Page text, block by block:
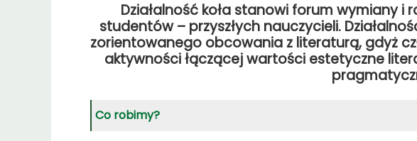
Działalność koła stanowi forum wymiany
studentów – przyszłych nauczycieli.
zorientowanego obcowania z literaturą, gdyż
aktywności łączącej wartości estetyczne
Co robimy?